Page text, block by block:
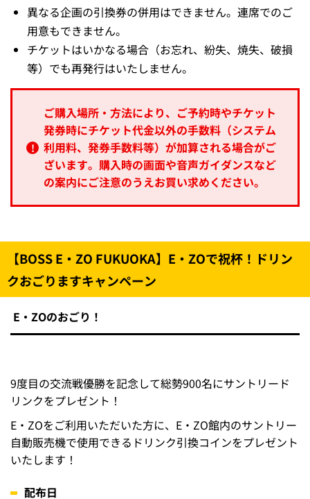
試合当日、追加でチケットの購入をご希望される場
合、追加のチケットは必ずチケット引換時にご購入く
ださい。追加チケットの価格は窓口でご確認くださ
い。追加購入されたチケットに特典はつきません。
※当日の購入された企画の指定席種と同じ席種のチケ
ん。
連席をご希望の場合は全員分を同時に引換してくださ
い。状況により対応できない場合もございます。
異なる企画の引換券の併用はできません。連席でのご
ご購入場所・方法により、ご予約時やチケット
発券時にチケット代金以外の手数料（システム
利用料、発券手数料等）が加算される場合がご
ざいます。購入時の画面や音声ガイダンスなど
【BOSS E・ZO FUKUOKA】E・ZOで祝杯！ドリン
クおごりますキャンペーン